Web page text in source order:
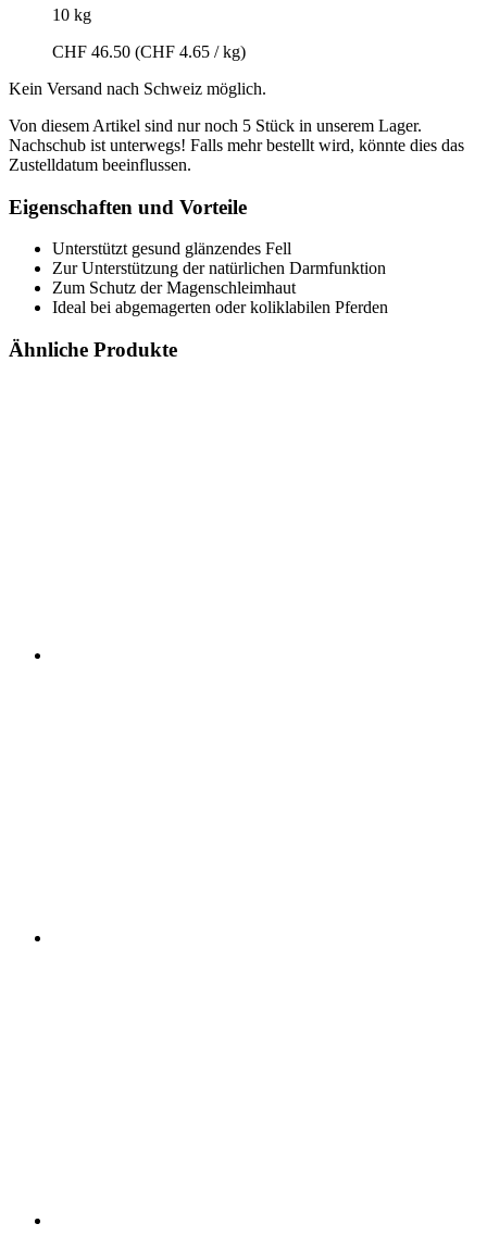
10 kg
CHF 46.50 (CHF 4.65 / kg)
Kein Versand nach Schweiz möglich.
Von diesem Artikel sind nur noch 5 Stück in unserem Lager.
Nachschub ist unterwegs! Falls mehr bestellt wird, könnte dies das
Zustelldatum beeinflussen.
Eigenschaften und Vorteile
Unterstützt gesund glänzendes Fell
Zur Unterstützung der natürlichen Darmfunktion
Zum Schutz der Magenschleimhaut
Ideal bei abgemagerten oder koliklabilen Pferden
Ähnliche Produkte